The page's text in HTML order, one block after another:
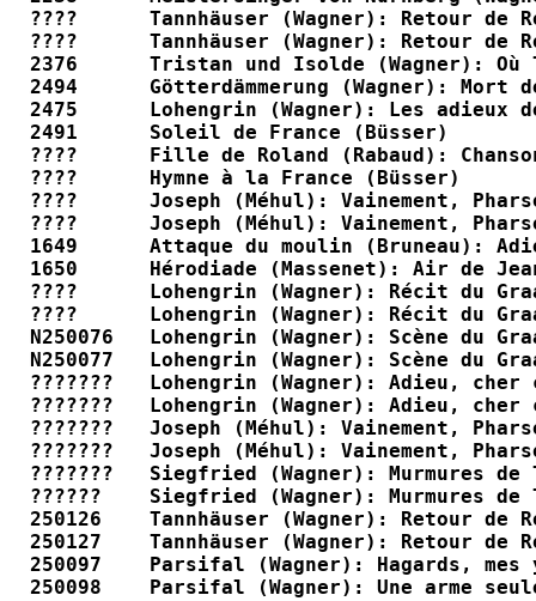
????      Tannhäuser (Wagner):
????      Tannhäuser (Wagner):
2376      Tristan und Isolde (Wagner):
2494      Götterdämmerung (Wagner):
2475      Lohengrin (Wagner): Les
2491      Soleil de France
????      Fille de Roland (Rabaud):
????      Hymne à la France
????      Joseph (Méhul): Vainement,
????      Joseph (Méhul): Vainement,
1649      Attaque du moulin
1650      Hérodiade (Massenet): Air
????      Lohengrin (Wagner): Récit
????      Lohengrin (Wagner): Récit
N250076   Lohengrin (Wagner): Scène
N250077   Lohengrin (Wagner): Scène
???????   Lohengrin (Wagner): Adieu,
???????   Lohengrin (Wagner): Adieu,
???????   Joseph (Méhul):
???????   Joseph (Méhul):
???????   Siegfried (Wagner):
??????    Siegfried (Wagner):
250126    Tannhäuser (Wagner):
250127    Tannhäuser (Wagner):
250097    Parsifal (Wagner): Hagards,
250098    Parsifal (Wagner): Une